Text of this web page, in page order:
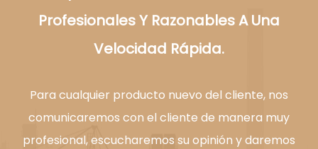
Profesionales Y Razonables A Una
Velocidad Rápida.
Para cualquier producto nuevo del cliente, nos
comunicaremos con el cliente de manera muy
profesional, escucharemos su opinión y daremos